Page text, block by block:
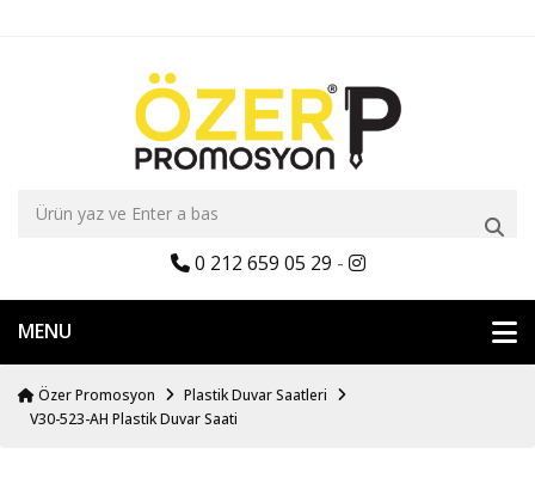
0 212 659 05 29 -
MENU
Özer Promosyon
Plastik Duvar Saatleri
V30-523-AH Plastik Duvar Saati